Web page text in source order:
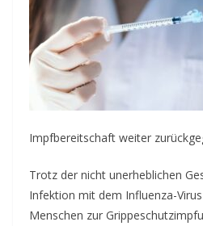
Impfbereitschaft weiter
Trotz der nicht unerheblichen
Infektion mit dem Influenza-
Menschen zur